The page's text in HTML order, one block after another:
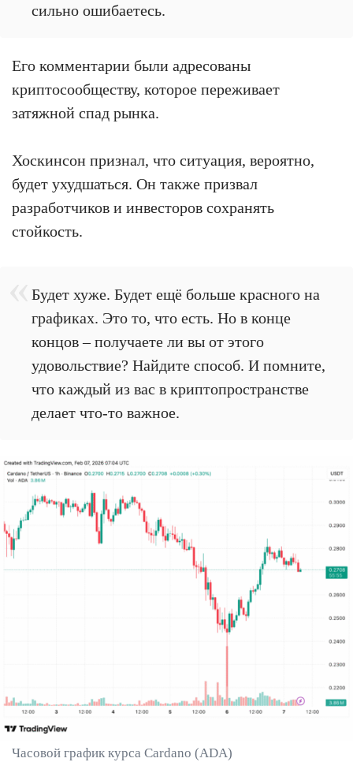
сильно ошибаетесь.
Его комментарии были адресованы
криптосообществу, которое переживает
затяжной спад рынка.
Хоскинсон признал, что ситуация, вероятно,
будет ухудшаться. Он также призвал
разработчиков и инвесторов сохранять
стойкость.
Будет хуже. Будет ещё больше красного на
графиках. Это то, что есть. Но в конце
концов – получаете ли вы от этого
удовольствие? Найдите способ. И помните,
что каждый из вас в криптопространстве
делает что-то важное.
Часовой график курса Cardano (ADA)